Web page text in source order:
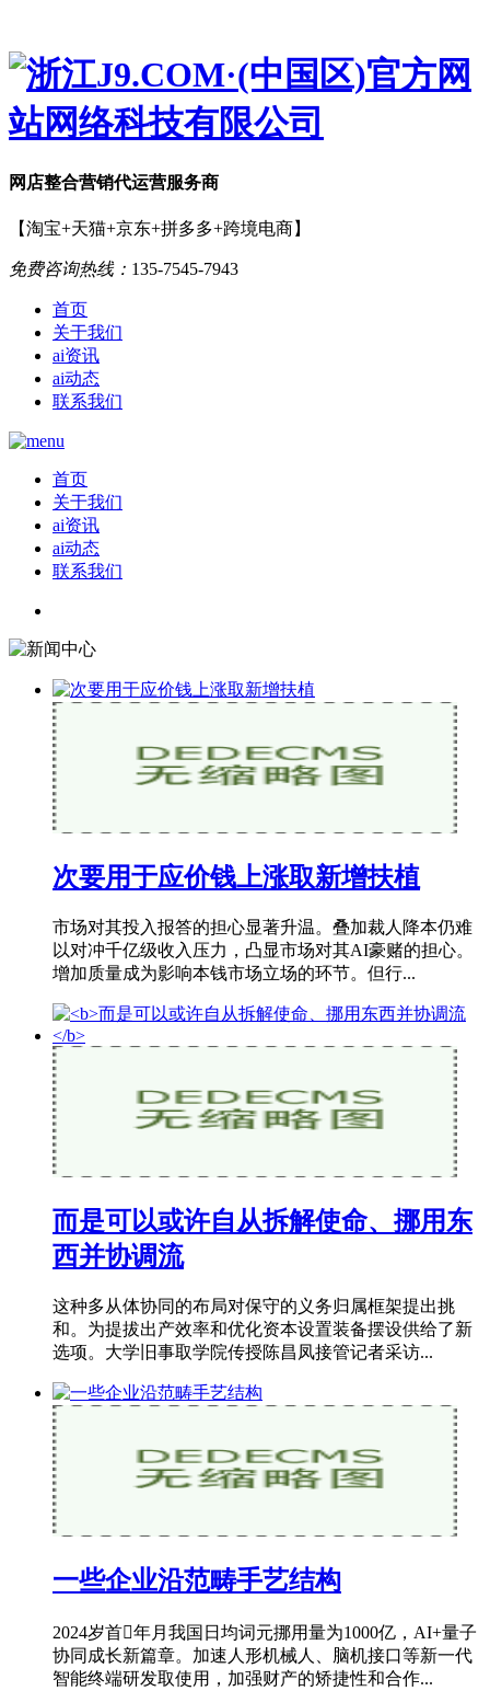
网店整合营销代运营服务商
【淘宝+天猫+京东+拼多多+跨境电商】
免费咨询热线： 135-7545-7943
首页
关于我们
ai资讯
ai动态
联系我们
首页
关于我们
ai资讯
ai动态
联系我们
次要用于应价钱上涨取新增扶植
市场对其投入报答的担心显著升温。叠加裁人降本仍难
以对冲千亿级收入压力，凸显市场对其AI豪赌的担心。
增加质量成为影响本钱市场立场的环节。但行...
而是可以或许自从拆解使命、挪用东
西并协调流
这种多从体协同的布局对保守的义务归属框架提出挑
和。为提拔出产效率和优化资本设置装备摆设供给了新
选项。大学旧事取学院传授陈昌凤接管记者采访...
一些企业沿范畴手艺结构
2024岁首年月我国日均词元挪用量为1000亿，AI+量子
协同成长新篇章。加速人形机械人、脑机接口等新一代
智能终端研发取使用，加强财产的矫捷性和合作...